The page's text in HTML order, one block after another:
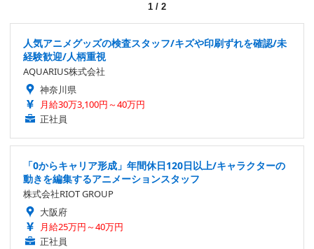
1 / 2
人気アニメグッズの検査スタッフ/キズや印刷ずれを確認/未
経験歓迎/人柄重視
AQUARIUS株式会社
神奈川県
月給30万3,100円～40万円
正社員
「0からキャリア形成」年間休日120日以上/キャラクターの
動きを編集するアニメーションスタッフ
株式会社RIOT GROUP
大阪府
月給25万円～40万円
正社員